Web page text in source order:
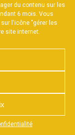
du contenu sur les
6 mois. Vous
l'icône "gérer les
site internet.